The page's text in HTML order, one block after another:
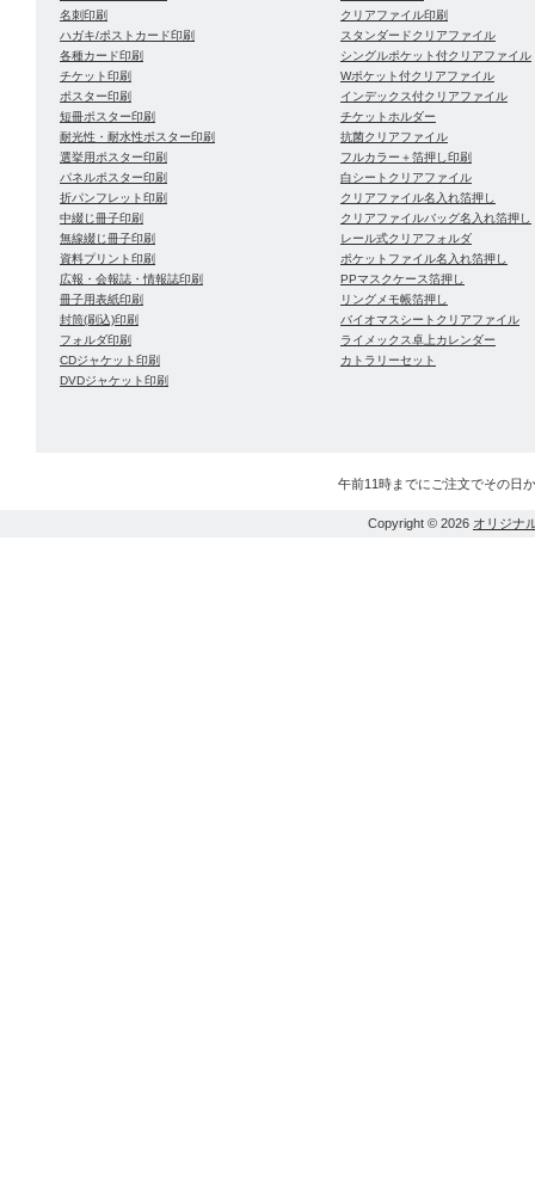
名刺印刷
ハガキ/ポストカード印刷
各種カード印刷
チケット印刷
ポスター印刷
短冊ポスター印刷
耐光性・耐水性ポスター印刷
選挙用ポスター印刷
パネルポスター印刷
折パンフレット印刷
中綴じ冊子印刷
無線綴じ冊子印刷
資料プリント印刷
広報・会報誌・情報誌印刷
冊子用表紙印刷
封筒(刷込)印刷
フォルダ印刷
CDジャケット印刷
DVDジャケット印刷
クリアファイル印刷
スタンダードクリアファイル
シングルポケット付クリアファイル
Wポケット付クリアファイル
インデックス付クリアファイル
チケットホルダー
抗菌クリアファイル
フルカラー＋箔押し印刷
白シートクリアファイル
クリアファイル名入れ箔押し
クリアファイルバッグ名入れ箔押し
レール式クリアフォルダ
ポケットファイル名入れ箔押し
PPマスクケース箔押し
リングメモ帳箔押し
バイオマスシートクリアファイル
ライメックス卓上カレンダー
カトラリーセット
午前11時までにご注文でその日
Copyright © 2026 オリジナ